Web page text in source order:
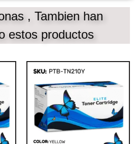
, Tambien han
estos productos